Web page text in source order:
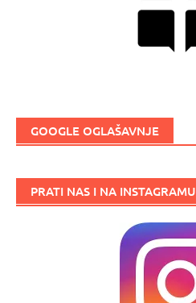
GOOGLE OGLAŠAVNJE
PRATI NAS I NA INSTAGRAMU